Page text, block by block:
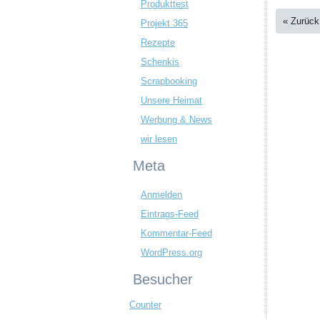
Produkttest
Projekt 365
Rezepte
Schenkis
Scrapbooking
Unsere Heimat
Werbung & News
wir lesen
Meta
Anmelden
Eintrags-Feed
Kommentar-Feed
WordPress.org
Besucher
Counter
« Zurück